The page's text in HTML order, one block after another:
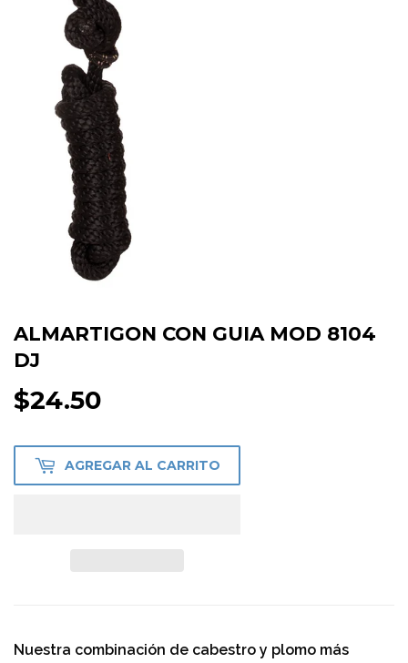
ALMARTIGON CON GUIA MOD 8104
DJ
$24.50
AGREGAR AL CARRITO
Nuestra combinación de cabestro y plomo más